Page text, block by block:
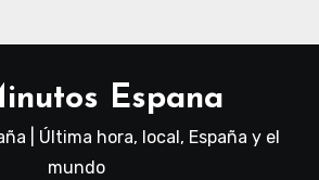
Espana
| Última hora, local, España y el
mundo